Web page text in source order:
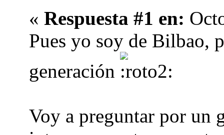
« Respuesta #1 en:
Pues yo soy de Bilbao,
generación
Voy a preguntar por un